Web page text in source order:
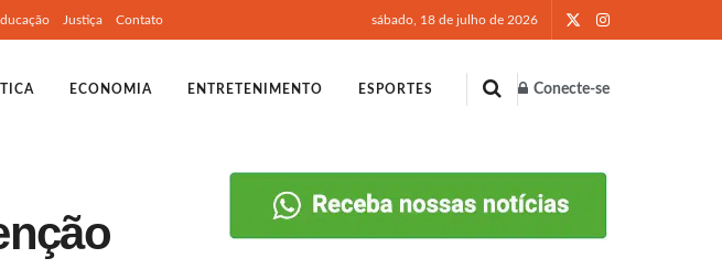
Justiça Contato sábado, 18 de julho de 2026
ECONOMIA ENTRETENIMENTO ESPORTES Conecte-se